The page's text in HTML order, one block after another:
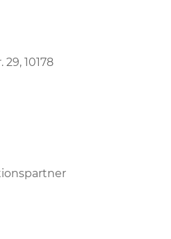
10178